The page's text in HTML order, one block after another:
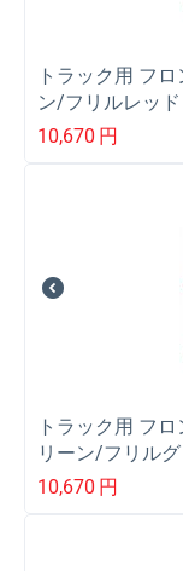
トラック用 フ
ン/フリルレッ
10,670 円
トラック用 フ
リーン/フリル
10,670 円